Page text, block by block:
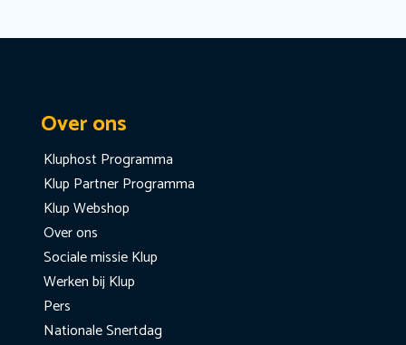
Over ons
Kluphost Programma
Klup Partner Programma
Klup Webshop
Over ons
Sociale missie Klup
Werken bij Klup
Pers
Nationale Snertdag